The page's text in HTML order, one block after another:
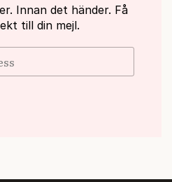
Innan det händer. Få
till din mejl.